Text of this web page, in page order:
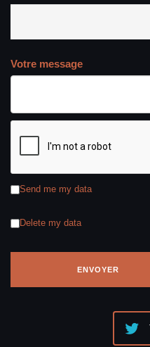
Votre message
Send me my data
Delete my data